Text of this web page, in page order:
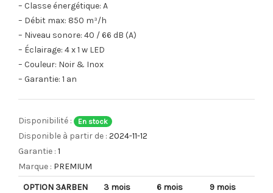
– Classe énergétique: A
– Débit max: 850 m³/h
– Niveau sonore: 40 / 66 dB (A)
– Éclairage: 4 x 1 w LED
– Couleur: Noir & Inox
– Garantie: 1 an
Disponibilité : En stock
Disponible à partir de : 2024-11-12
Garantie : 1
Marque : PREMIUM
OPTION 3ARBEN
3 mois 6 mois 9 mois